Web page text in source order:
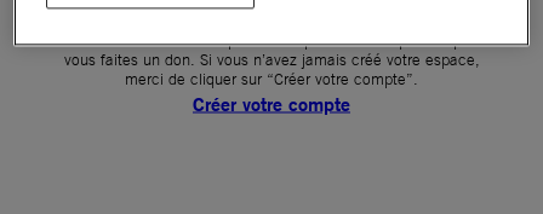
Première connexion ?
La création de votre espace n’est pas automatique lorsque
vous faites un don. Si vous n’avez jamais créé votre espace,
merci de cliquer sur “Créer votre compte”.
Créer votre compte